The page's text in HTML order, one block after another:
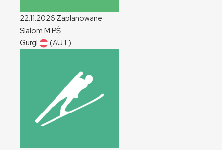
22.11.2026 Zaplanowane
Slalom M PŚ
Gurgl
(AUT)